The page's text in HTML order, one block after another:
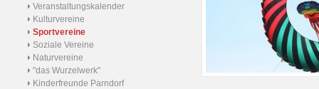
Veranstaltungskalender
Kulturvereine
Sportvereine
Soziale Vereine
Naturvereine
"das Wurzelwerk"
Kinderfreunde Parndorf